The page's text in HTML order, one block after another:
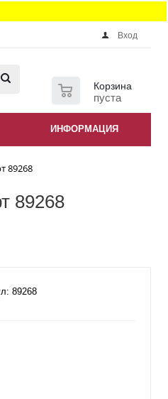
Вход
Корзина
пуста
ИНФОРМАЦИЯ
89268
89268
89268